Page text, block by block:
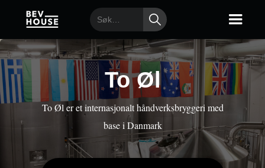
To Øl
To Øl er et internasjonalt håndverksbryggeri med
base i Danmark